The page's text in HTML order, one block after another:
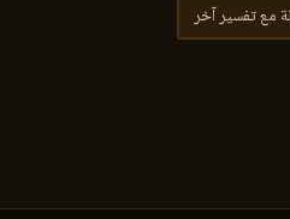
مع تفسير آخر